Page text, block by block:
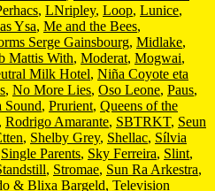
, LNripley, Loop, Lunice,
Ysa, Me and the Bees,
Serge Gainsbourg, Midlake,
Mattis With, Moderat, Mogwai,
Milk Hotel, Niña Coyote eta
, No More Lies, Oso Leone, Paus,
Sound, Prurient, Queens of the
, Rodrigo Amarante, SBTRKT, Seun
, Shelby Grey, Shellac, Sílvia
Single Parents, Sky Ferreira, Slint,
, Stromae, Sun Ra Arkestra,
& Blixa Bargeld, Television